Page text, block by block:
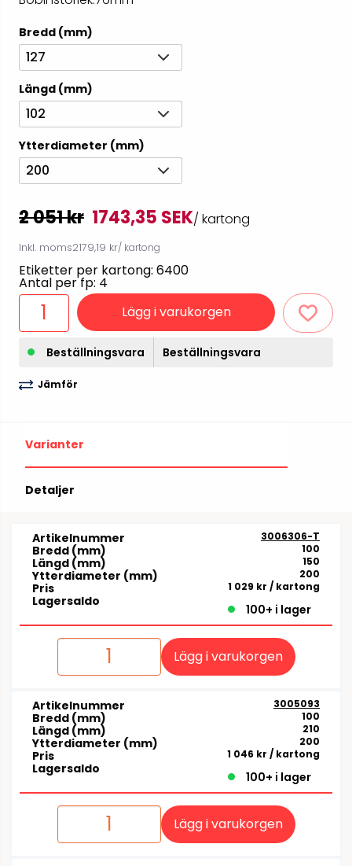
Bredd (mm)
127
Längd (mm)
102
Ytterdiameter (mm)
200
2 051 kr 1743,35 SEK/ kartong
Inkl. moms2179,19 kr/ kartong
Etiketter per kartong: 6400
Antal per fp: 4
Lägg i varukorgen
Beställningsvara Beställningsvara
Jämför
Varianter
Detaljer
Artikelnummer 3006306-T
Bredd (mm) 100
Längd (mm) 150
Ytterdiameter (mm) 200
Pris 1 029 kr / kartong
Lagersaldo
100+ i lager
Lägg i varukorgen
Artikelnummer 3005093
Bredd (mm) 100
Längd (mm) 210
Ytterdiameter (mm) 200
Pris 1 046 kr / kartong
Lagersaldo
100+ i lager
Lägg i varukorgen